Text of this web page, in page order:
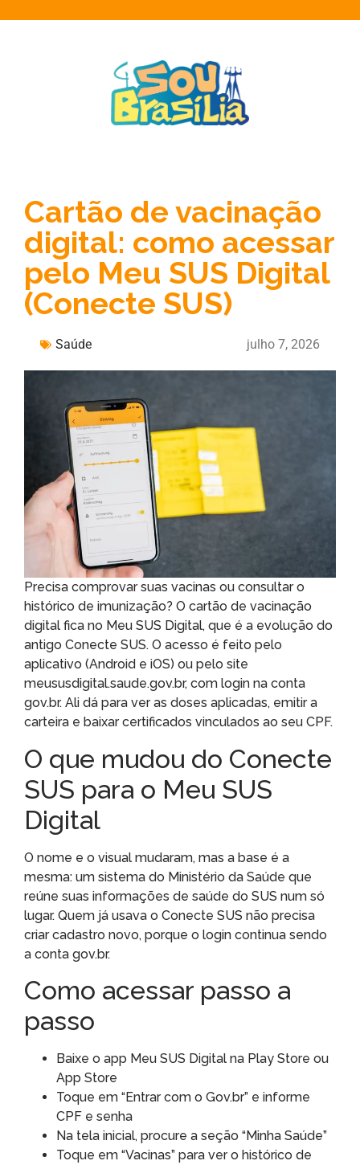
Cartão de vacinação
digital: como acessar
pelo Meu SUS Digital
(Conecte SUS)
Saúde julho 7, 2026
Precisa comprovar suas vacinas ou consultar o
histórico de imunização? O cartão de vacinação
digital fica no Meu SUS Digital, que é a evolução do
antigo Conecte SUS. O acesso é feito pelo
aplicativo (Android e iOS) ou pelo site
meususdigital.saude.gov.br, com login na conta
gov.br. Ali dá para ver as doses aplicadas, emitir a
carteira e baixar certificados vinculados ao seu CPF.
O que mudou do Conecte
SUS para o Meu SUS
Digital
O nome e o visual mudaram, mas a base é a
mesma: um sistema do Ministério da Saúde que
reúne suas informações de saúde do SUS num só
lugar. Quem já usava o Conecte SUS não precisa
criar cadastro novo, porque o login continua sendo
a conta gov.br.
Como acessar passo a
passo
Baixe o app Meu SUS Digital na Play Store ou
App Store
Toque em “Entrar com o Gov.br” e informe
CPF e senha
Na tela inicial, procure a seção “Minha Saúde”
Toque em “Vacinas” para ver o histórico de